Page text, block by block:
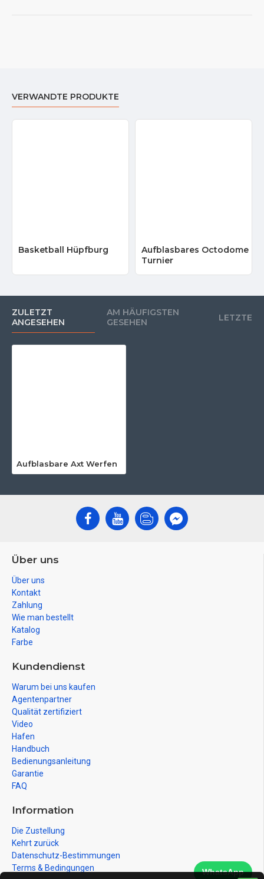
VERWANDTE PRODUKTE
Basketball Hüpfburg
Aufblasbares Octodome
Turnier
ZULETZT
ANGESEHEN
AM HÄUFIGSTEN
GESEHEN
LETZTE
Aufblasbare Axt Werfen
Über uns
Über uns
Kontakt
Zahlung
Wie man bestellt
Katalog
Farbe
Kundendienst
Warum bei uns kaufen
Agentenpartner
Qualität zertifiziert
Video
Hafen
Handbuch
Bedienungsanleitung
Garantie
FAQ
Information
Die Zustellung
Kehrt zurück
Datenschutz-Bestimmungen
Terms & Bedingungen
WhatsApp